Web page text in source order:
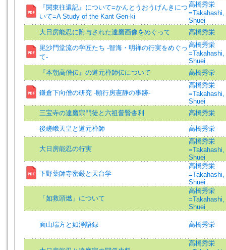
『関東往還記』について=かんとうおうげんきにつ
いて=A Study of the Kant Gen-ki
高橋秀栄
=Takahashi,
Shuei
大日房能忍に附与された達磨画像をめぐって
高橋秀栄
毘沙門堂流の学匠たち -智海・明禅の行実をめぐっ
て-
高橋秀栄
=Takahashi,
Shuei
『本朝高僧伝』の道元禅師伝について
高橋秀栄
鎌倉下向僧の研究 -願行房憲静の事跡-
高橋秀栄
=Takahashi,
Shuei
三宝寺の達磨宗門徒と六祖普賢舎利
高橋秀栄
後嵯峨天皇と道元禅師 高橋秀栄
大日房能忍の行実
高橋秀栄
=Takahashi,
Shuei
下野薬師寺密厳と天台学
高橋秀栄
=Takahashi,
Shuei
「如救頭燃」について
高橋秀栄
=Takahashi,
Shuei
面山瑞方と如浄語録 高橋秀栄
高橋秀栄